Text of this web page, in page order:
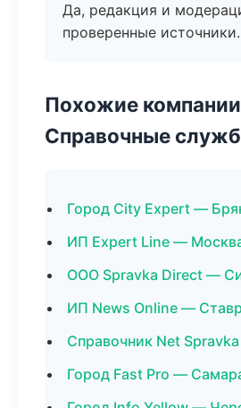
Да, редакция и
проверенные источники.
Похожие
Справочные
Город City Expert —
ИП Expert Line —
ООО Spravka Direct —
ИП News Online —
Справочник Net
Город Fast Pro —